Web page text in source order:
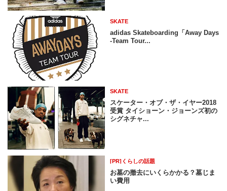
SKATE
adidas Skateboarding「Away Days
-Team Tour...
SKATE
スケーター・オブ・ザ・イヤー2018
受賞 タイショーン・ジョーンズ初の
シグネチャ...
[PR]くらしの話題
お墓の撤去にいくらかかる？墓じま
い費用